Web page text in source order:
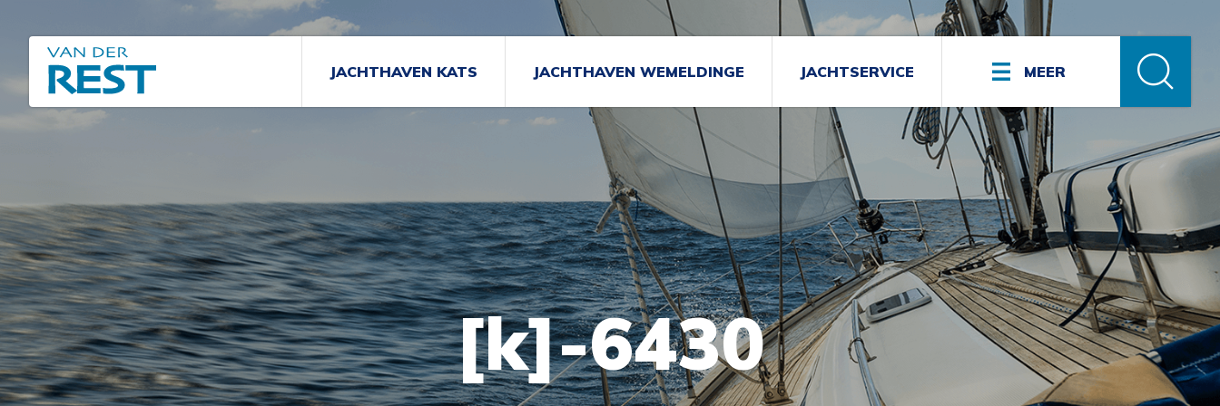
JACHTHAVEN KATS JACHTHAVEN WEMELDINGE JACHTSERVICE MEER
[k]-6430